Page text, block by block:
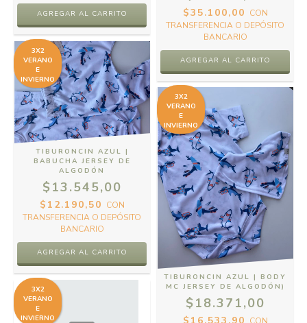
$35.100,00 CON
TRANSFERENCIA O DEPÓSITO
BANCARIO
3X2
VERANO
E
INVIERNO
TIBURONCIN AZUL |
BABUCHA JERSEY DE
ALGODÓN
$13.545,00
$12.190,50 CON
TRANSFERENCIA O DEPÓSITO
BANCARIO
AGREGAR AL CARRITO
3X2
VERANO
E
INVIERNO
TIBURONCIN AZUL | BODY
MC JERSEY DE ALGODÓN)
$18.371,00
3X2
VERANO
E
INVIERNO